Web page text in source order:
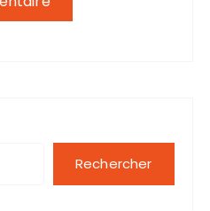
Rechercher